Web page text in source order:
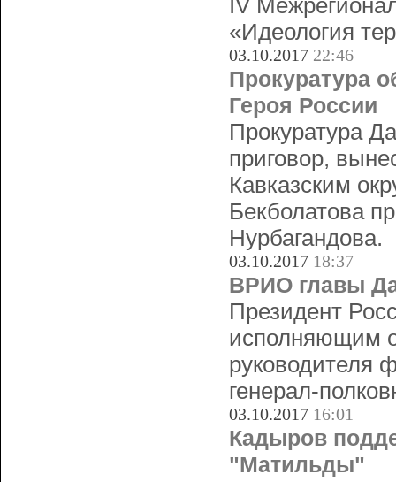
IV
«Идеология
03.10.2017 22:46
Прокуратура
Героя России
Прокуратура
приговор,
Кавказским
Бекболатова
Нурбагандова.
03.10.2017 18:37
ВРИО главы
Президент
исполняющим
руководителя
генерал-
03.10.2017 16:01
Кадыров
"Матильды"